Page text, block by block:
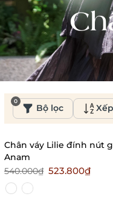
Bộ lọc
0
Chân váy Lilie đính nút
Anam
540.000₫ 523.800₫